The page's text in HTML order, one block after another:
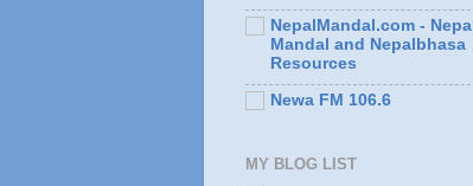
NepalMandal.com - Nepal
Mandal and Nepalbhasa
Resources
Newa FM 106.6
MY BLOG LIST